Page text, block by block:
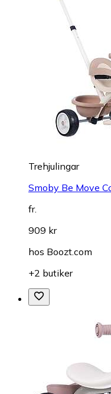
Trehjulingar
Smoby Be Move
fr.
909 kr
hos Boozt.com
+2 butiker